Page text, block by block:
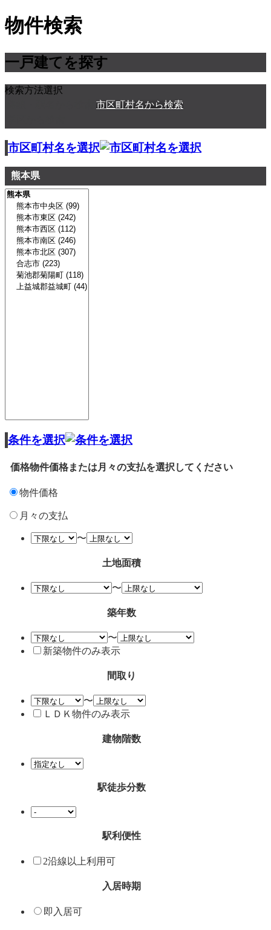
物件検索
一戸建てを探す
検索方法選択
市区町村名から検索
市区町村名を選択
熊本県
条件を選択
価格物件価格または月々の支払を選択してください
物件価格
月々の支払
〜
土地面積
〜
築年数
〜
新築物件のみ表示
間取り
〜
ＬＤＫ物件のみ表示
建物階数
駅徒歩分数
駅利便性
2沿線以上利用可
入居時期
即入居可